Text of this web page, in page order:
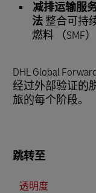
减排运输服
法 整合可持
燃料 （SMF
DHL Global
经过外部验证的
旅的每个阶段。
跳转至
透明度